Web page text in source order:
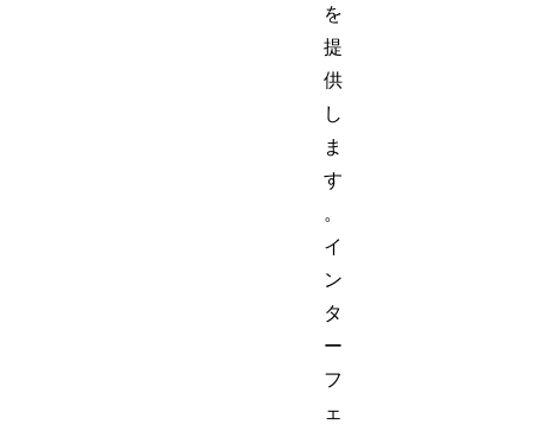
を
提
供
し
ま
す
。
イ
ン
タ
ー
フ
ェ